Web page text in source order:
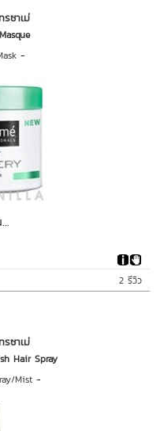
ซาเม่
-
2 รีวิว
ซาเม่
Hair Spray
Mist -